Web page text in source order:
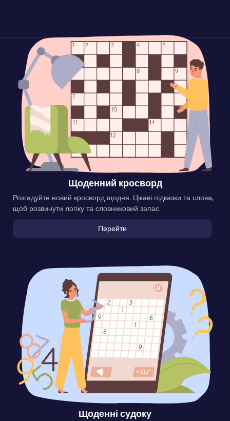
Щоденний кросворд
Розгадуйте новий кросворд щодня. Цікаві підказки та слова,
щоб розвинути логіку та словниковий запас.
Перейти
Щоденні судоку